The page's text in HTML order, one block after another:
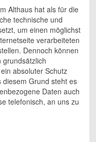
Althaus hat als für die
technische und
um einen möglichst
verarbeiteten
Dennoch können
absoluter Schutz
diesem Grund steht es
Daten auch
telefonisch, an uns zu